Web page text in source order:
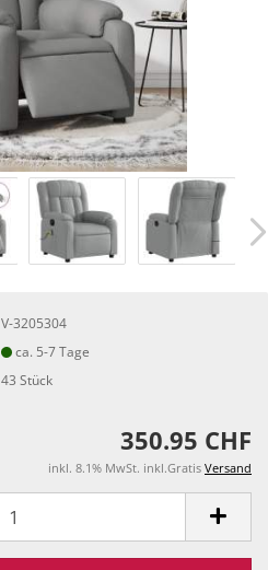
V-3205304
ca. 5-7 Tage
43Stück
350.95 CHF
inkl. 8.1% MwSt. inkl.Gratis Versand